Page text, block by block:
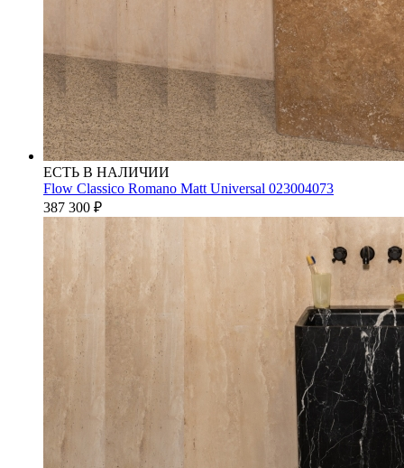
ЕСТЬ В НАЛИЧИИ
Flow Classico Romano Matt Universal 023004073
387 300 ₽